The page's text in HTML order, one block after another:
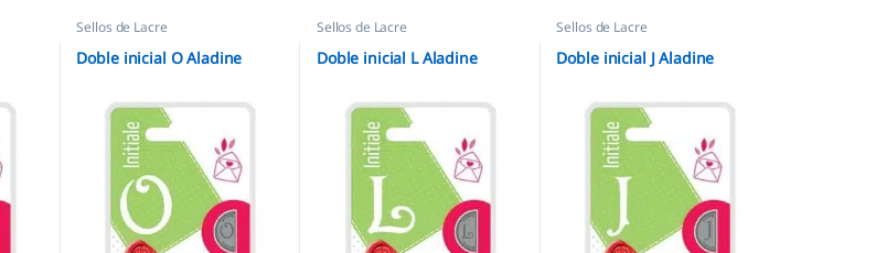
Sellos de Lacre
Doble inicial O Aladine
Sellos de Lacre
Doble inicial L Aladine
Sellos de Lacre
Doble inicial J Aladine